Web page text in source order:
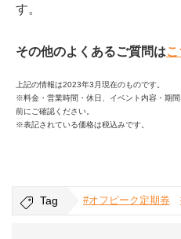
す。
その他のよくあるご質問は
上記の情報は2023年3月現在のものです。
※料金・営業時間・休日、イベント内容・期
前にご確認ください。
※表記されている価格は税込みです。
Tag #オフピーク定期券